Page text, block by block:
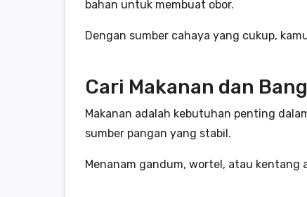
bahan untuk membuat obor.
Dengan sumber cahaya yang cukup,
Cari Makanan dan
Makanan adalah kebutuhan penting
sumber pangan yang stabil.
Menanam gandum, wortel, atau kentang